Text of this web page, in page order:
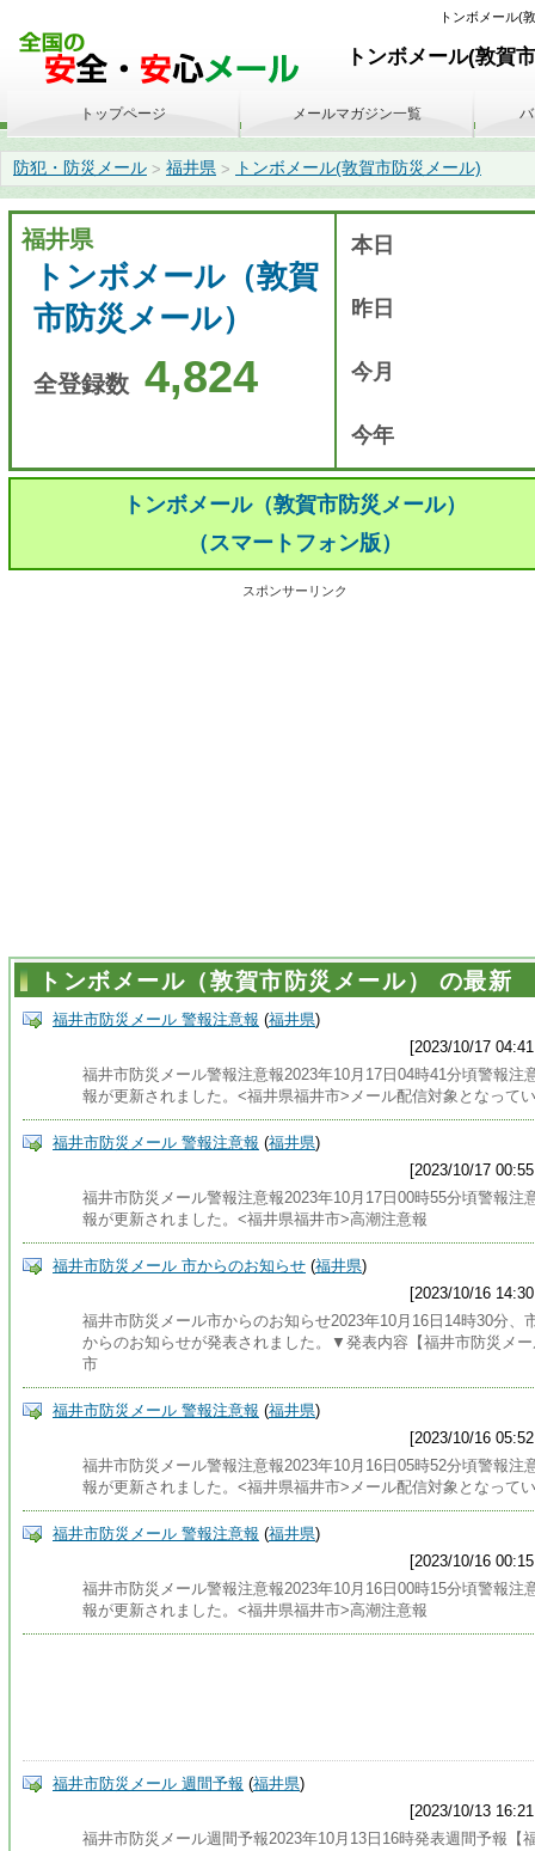
トンボメール(
トンボメール(敦賀
防犯・防災メール > 福井県 > トンボメール(敦賀市防災メール)
福井県
トンボメール（敦賀
市防災メール）
全登録数 4,824
本日
昨日
今月
今年
トンボメール（敦賀市防災メール）
（スマートフォン版）
スポンサーリンク
トンボメール（敦賀市防災メール） の最新
福井市防災メール 警報注意報 (福井県)
[2023/10/17
福井市防災メール警報注意報2023年10月17日04時41分頃警報注
報が更新されました。<福井県福井市>メール配信対象となって
福井市防災メール 警報注意報 (福井県)
[2023/10/17
福井市防災メール警報注意報2023年10月17日00時55分頃警報注
報が更新されました。<福井県福井市>高潮注意報
福井市防災メール 市からのお知らせ (福井県)
[2023/10/16
福井市防災メール市からのお知らせ2023年10月16日14時30分、
からのお知らせが発表されました。▼発表内容【福井市防災メ
市
福井市防災メール 警報注意報 (福井県)
[2023/10/16
福井市防災メール警報注意報2023年10月16日05時52分頃警報注
報が更新されました。<福井県福井市>メール配信対象となって
福井市防災メール 警報注意報 (福井県)
[2023/10/16
福井市防災メール警報注意報2023年10月16日00時15分頃警報注
報が更新されました。<福井県福井市>高潮注意報
福井市防災メール 週間予報 (福井県)
[2023/10/13
福井市防災メール週間予報2023年10月13日16時発表週間予報【
トップページ メールマガジン一覧